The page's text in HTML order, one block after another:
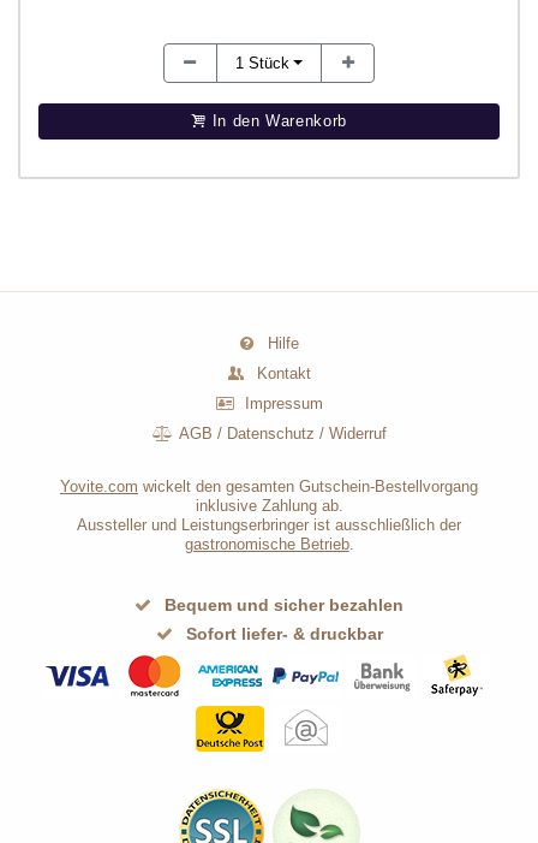
1 Stück
In den Warenkorb
Hilfe
Kontakt
Impressum
AGB / Datenschutz /Widerruf
Yovite.com wickelt den gesamten Gutschein-Bestellvorgang
inklusive Zahlung ab.
Aussteller und Leistungserbringer ist ausschließlich der
gastronomische Betrieb.
Bequem und sicher bezahlen
Sofort liefer- & druckbar